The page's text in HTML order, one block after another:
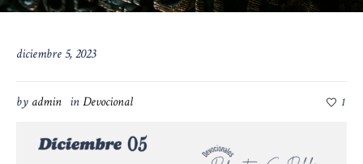
diciembre 5, 2023
by admin inDevocional 1